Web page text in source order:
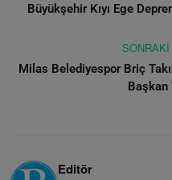
Büyükşehir Kıyı Ege
Milas Belediyespor Briç
Başkan
Editör